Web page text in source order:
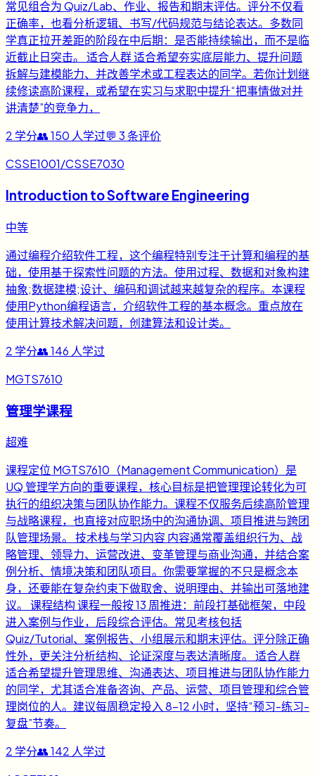
常见组合为 Quiz/Lab、作业、报告和期末评估。评分不仅看
正确率，也看分析逻辑、书写/代码规范与结论表达。多数同
学真正拉开差距的阶段在中后期：是否能持续输出，而不是临
近截止日突击。 适合人群 适合希望夯实底层能力、提升问题
拆解与建模能力、并改善学术或工程表达的同学。若你计划继
续修读高阶课程，或希望在实习与求职中提升“把事情做对并
讲清楚”的竞争力，
2 学分👥150 人学过💬 3条评价
CSSE1001/CSSE7030
Introduction to Software Engineering
中等
通过编程介绍软件工程，这个编程特别专注于计算和编程的基
础，使用基于探索性问题的方法。使用过程、数据和对象构建
抽象;数据建模;设计、编码和调试越来越复杂的程序。本课程
使用Python编程语言，介绍软件工程的基本概念。重点放在
使用计算技术解决问题，创建算法和设计类。
2 学分👥146 人学过
MGTS7610
管理学课程
超难
课程定位 MGTS7610（Management Communication）是
UQ 管理学方向的重要课程，核心目标是把管理理论转化为可
执行的组织决策与团队协作能力。课程不仅服务后续高阶管理
与战略课程，也直接对应职场中的沟通协调、项目推进与跨团
队管理场景。 技术栈与学习内容 内容通常覆盖组织行为、战
略管理、领导力、运营改进、变革管理与商业沟通，并结合案
例分析、情境决策和团队项目。你需要掌握的不只是概念本
身，还要能在复杂约束下做取舍、说明理由、并输出可落地建
议。 课程结构 课程一般按 13 周推进：前段打基础框架，中段
进入案例与作业，后段综合评估。常见考核包括
Quiz/Tutorial、案例报告、小组展示和期末评估。评分除正确
性外，更关注分析结构、论证深度与表达清晰度。 适合人群
适合希望提升管理思维、沟通表达、项目推进与团队协作能力
的同学，尤其适合准备咨询、产品、运营、项目管理和综合管
理岗位的人。建议每周稳定投入 8-12 小时，坚持“预习-练习-
复盘”节奏。
2 学分👥142 人学过